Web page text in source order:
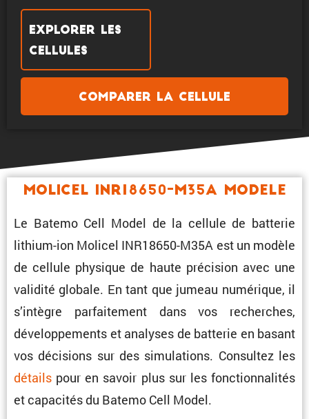
Explorer les
cellules
Comparer la cellule
Molicel INR18650-M35A Modele
Le Batemo Cell Model de la cellule de batterie
lithium-ion Molicel INR18650-M35A est un modèle
de cellule physique de haute préci­sion avec une
validité globale. En tant que jumeau numérique, il
s’intègre parfai­te­ment dans vos recherches,
dévelop­pe­ments et analyses de batterie en basant
vos décisions sur des simula­tions. Consultez les
détails pour en savoir plus sur les fonction­na­lités
et capacités du Batemo Cell Model.